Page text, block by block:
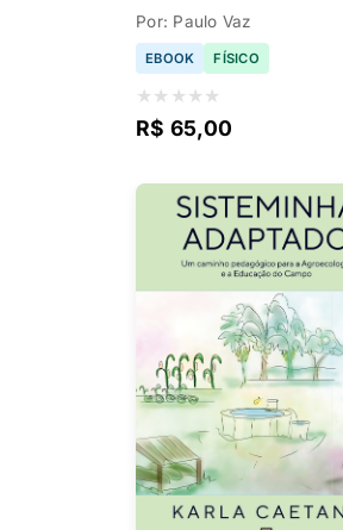
Por: Paulo Vaz
EBOOK FÍSICO
★ ★ ★ ★ ★
R$ 65,00